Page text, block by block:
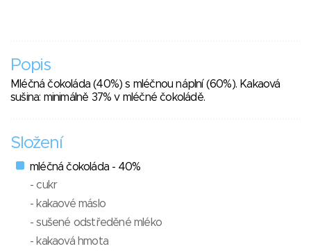
Popis
Mléčná čokoláda (40%) s mléčnou náplní (60%). Kakaová
sušina: minimálně 37% v mléčné čokoládě.
Složení
mléčná čokoláda - 40%
- cukr
- kakaové máslo
- sušené odstředěné mléko
- kakaová hmota